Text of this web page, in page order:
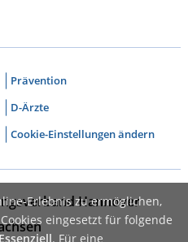
Prävention
D-Ärzte
Cookie-Einstellungen ändern
Hannover
Erlebnis zu ermöglichen,
eingesetzt für folgende
. Für eine